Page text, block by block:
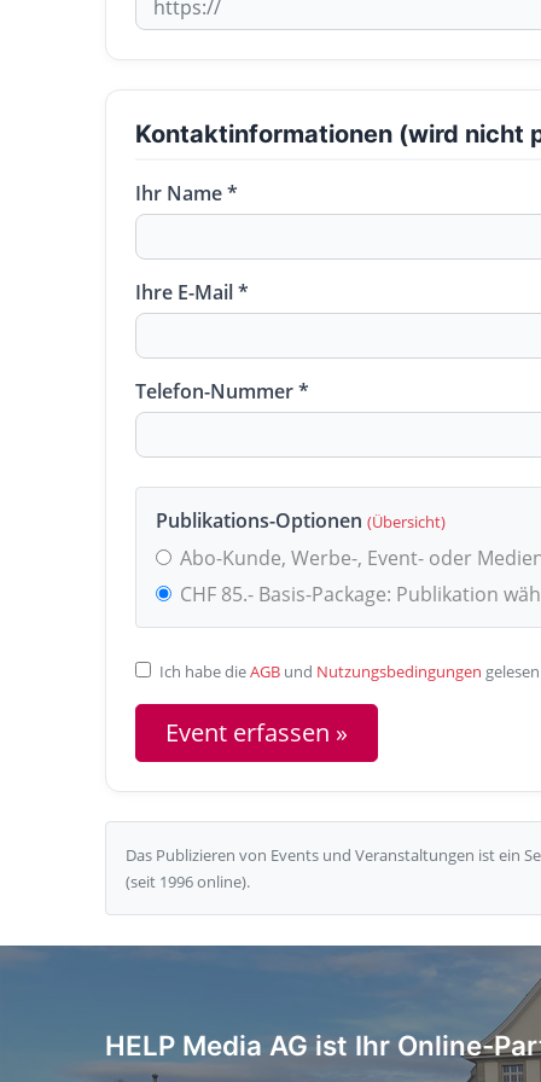
Kontaktinformationen (wird nicht
Ihr Name *
Ihre E-Mail *
Telefon-Nummer *
Publikations-Optionen (Übersicht)
Abo-Kunde, Werbe-, Event- oder
CHF 85.- Basis-Package: Publikation
Ich habe dieAGB und Nutzungsbedingungen
Das Publizieren von Events und Veranstaltungen ist ein
(seit 1996 online).
HELP Media AG ist Ihr Online-